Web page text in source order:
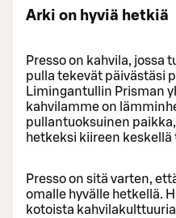
Arki on hyviä hetkiä
Presso on kahvila, jossa
pulla tekevät päivästäsi
Limingantullin Prisman
kahvilamme on
pullantuoksuinen
hetkeksi kiireen
Presso on sitä varten,
omalle hyvälle hetkellä.
kotoista